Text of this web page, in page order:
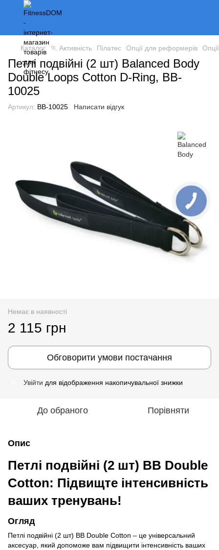
Каталог 🏃 Активність Пілатес Опції для реформерів
Петлі подвійні (2 шт) Balanced Body
Double Loops Cotton D-Ring, BB-
10025
Артикул: BB-10025 Написати відгук
Немає в наявності
2 115 грн
Обговорити умови постачання
Увійти для відображення накопичувальної знижки
До обраного Порівняти
Опис
Петлі подвійні (2 шт) BB Double
Cotton: Підвищте інтенсивність
ваших тренувань!
Огляд
Петлі подвійні (2 шт) BB Double Cotton – це універсальний
аксесуар, який допоможе вам підвищити інтенсивність ваших